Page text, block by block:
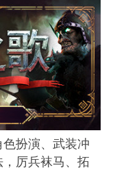
你所看见
频扮演、武装冲
厉兵袜马、拓